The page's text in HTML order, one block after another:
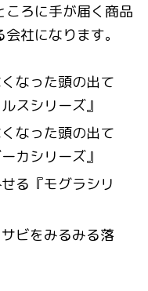
ろに手が届く商品
社になります。
なった頭の出て
スシリーズ』
なった頭の出て
カシリーズ』
る『モグラシリ
ビをみるみる落